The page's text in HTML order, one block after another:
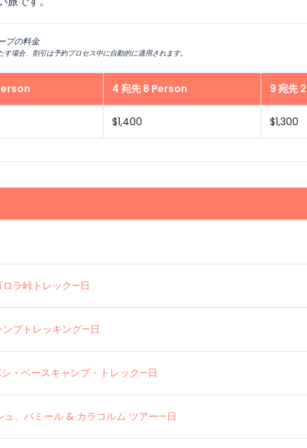
プの料金
場合、割引は予約プロセス中に自動的に適用されます。
4 宛先 8 Person 9 宛先
$1,400 $1,300
ラ峠トレック—日
プトレッキング—日
・ベースキャンプ・トレック—日
ュ、パミール & カラコルム ツアー—日